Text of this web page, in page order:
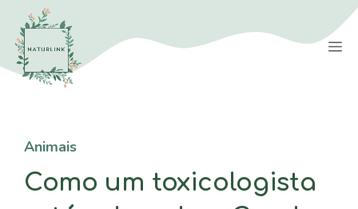
Saltar
para
conteúdo
Animais
Como um toxicologista